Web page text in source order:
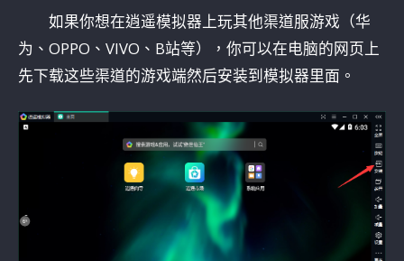
如果你想在逍遥模拟器上玩其他渠道服游戏（华
为、OPPO、VIVO、B站等），你可以在电脑的网页上
先下载这些渠道的游戏端然后安装到模拟器里面。